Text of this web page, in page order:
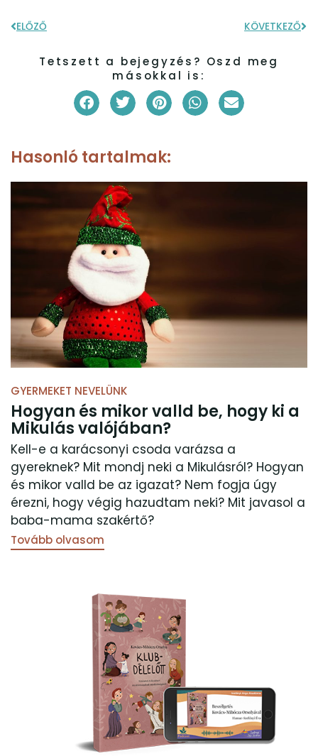
ELŐZŐ KÖVETKEZŐ
Tetszett a bejegyzés? Oszd meg
másokkal is:
Hasonló tartalmak:
GYERMEKET NEVELÜNK
Hogyan és mikor valld be, hogy ki a
Mikulás valójában?
Kell-e a karácsonyi csoda varázsa a
gyereknek? Mit mondj neki a Mikulásról? Hogyan
és mikor valld be az igazat? Nem fogja úgy
érezni, hogy végig hazudtam neki? Mit javasol a
baba-mama szakértő?
Tovább olvasom